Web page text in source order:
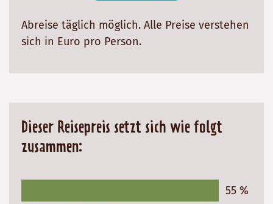
Abreise täglich möglich. Alle Preise verstehen
sich in Euro pro Person.
Dieser Reisepreis setzt sich wie folgt
zusammen:
55 %